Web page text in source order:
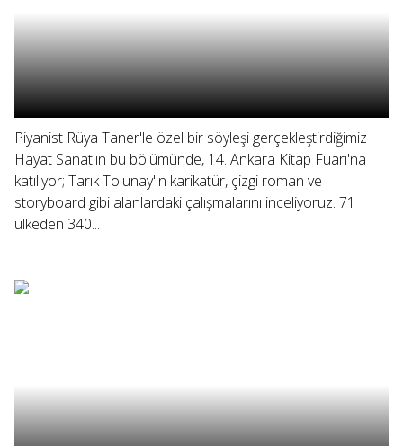
Piyanist Rüya Taner'le özel bir söyleşi gerçekleştirdiğimiz
Hayat Sanat'ın bu bölümünde, 14. Ankara Kitap Fuarı'na
katılıyor; Tarık Tolunay'ın karikatür, çizgi roman ve
storyboard gibi alanlardaki çalışmalarını inceliyoruz. 71
ülkeden 340...